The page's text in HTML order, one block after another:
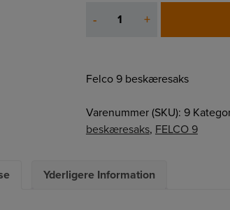
- +
Felco 9 beskæresaks
Varenummer (SKU): 9
beskæresaks, FELCO 9
Yderligere Information